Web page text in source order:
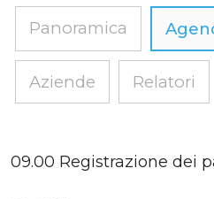
Panoramica
Aziende Relatori
09.00 Registrazione dei